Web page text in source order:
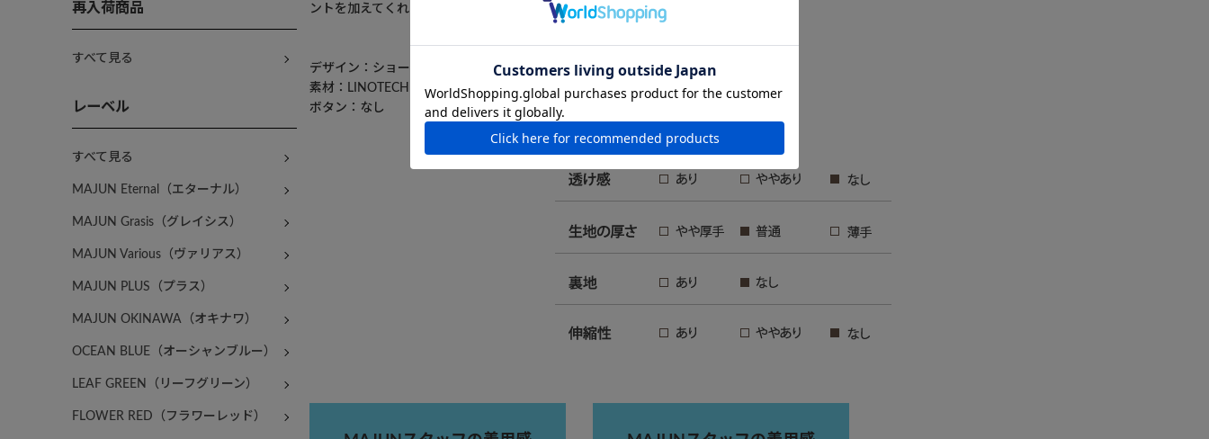
再入荷商品
すべて見る
レーベル
すべて見る
MAJUN Eternal（エターナル）
MAJUN Grasis（グレイシス）
MAJUN Various（ヴァリアス）
MAJUN PLUS（プラス）
MAJUN OKINAWA（オキナワ）
OCEAN BLUE（オーシャンブルー）
LEAF GREEN（リーフグリーン）
FLOWER RED（フラワーレッド）
ントを加えてくれます。
デザイン：ショートパンツ
素材：LINOTECH（リノテック）／ポリエステル100％
ボタン：なし